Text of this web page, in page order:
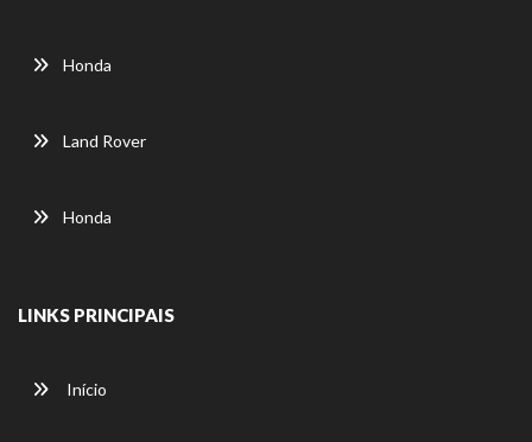
Honda
Land Rover
Honda
LINKS PRINCIPAIS
Início